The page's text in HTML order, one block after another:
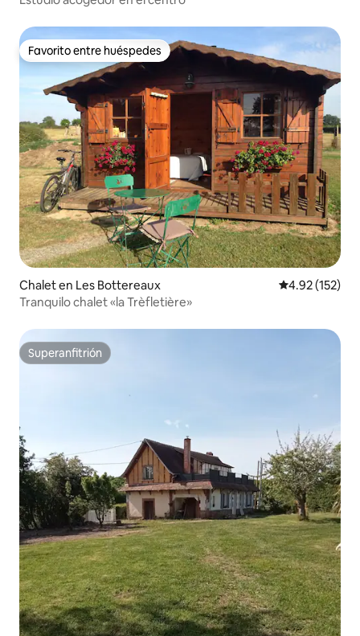
Favorito entre huéspedes
Favorito entre huéspedes
Chalet en Les Bottereaux Calificación
4.92 (152)
Tranquilo chalet «la Trèfletière»
Superanfitrión
Superanfitrión